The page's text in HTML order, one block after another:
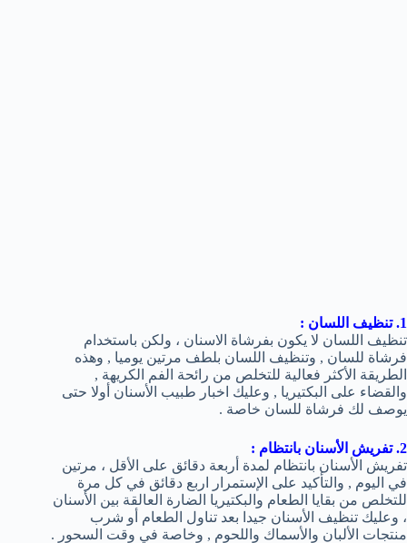
1. تنظيف اللسان :
تنظيف اللسان لا يكون بفرشاة الاسنان ، ولكن باستخدام
فرشاة للسان , وتنظيف اللسان بلطف مرتين يوميا , وهذه
الطريقة الأكثر فعالية للتخلص من رائحة الفم الكريهة ,
والقضاء على البكتيريا , وعليك اخبار طبيب الأسنان أولا حتى
يوصف لك فرشاة للسان خاصة .
2. تفريش الأسنان بانتظام :
تفريش الأسنان بانتظام لمدة أربعة دقائق على الأقل ، مرتين
في اليوم , والتأكيد على الإستمرار اربع دقائق في كل مرة
للتخلص من بقايا الطعام والبكتيريا الضارة العالقة بين الأسنان
، وعليك تنظيف الأسنان جيدا بعد تناول الطعام أو شرب
منتجات الألبان والأسماك واللحوم , وخاصة في وقت السحور .